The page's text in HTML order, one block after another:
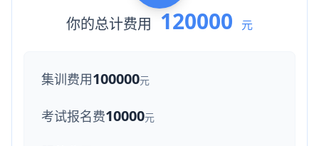
你的总计费用 120000 元
集训费用100000元
考试报名费10000元